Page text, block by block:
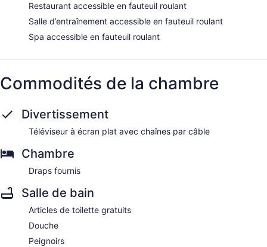
Restaurant accessible en fauteuil roulant
Salle d’entraînement accessible en fauteuil roulant
Spa accessible en fauteuil roulant
Commodités de la chambre
Divertissement
Téléviseur à écran plat avec chaînes par câble
Chambre
Draps fournis
Salle de bain
Articles de toilette gratuits
Douche
Peignoirs